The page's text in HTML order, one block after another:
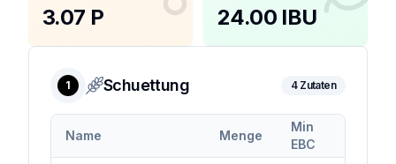
3.07 P 24.00 IBU
1 Schuettung 4Zutaten
Name Menge
Min
EBC